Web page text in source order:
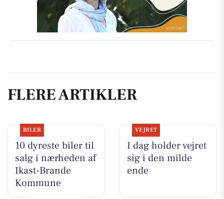
FLERE ARTIKLER
BILER
10 dyreste biler til
salg i nærheden af
Ikast-Brande
Kommune
VEJRET
I dag holder vejret
sig i den milde
ende